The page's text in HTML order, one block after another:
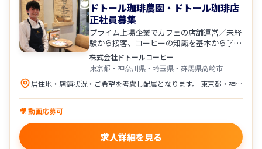
ドトール珈琲農園・ドトール珈琲店
正社員募集
プライム上場企業でカフェの店舗運営／未経
験から接客、コーヒーの知識を基本から学べ
ます！
株式会社ドトールコーヒー
東京都・神奈川県・埼玉県・群馬県高崎市
居住地・店舗状況・ご希望を考慮し配属となります。 東京都・神奈川県・埼玉県・群馬県高崎市※（マイカー通勤可）にある「ドトール珈琲店」「ドトール珈琲農園」の直営店舗への配属となります。
🎥 動画応募可
求人詳細を見る